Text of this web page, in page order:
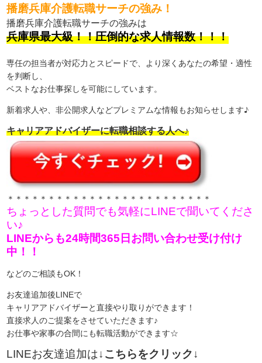
播磨兵庫介護転職サーチの強み！
播磨兵庫介護転職サーチの強みは
兵庫県最大級！！圧倒的な求人情報数！！！
専任の担当者が対応力とスピードで、より深くあなたの希望・適性
を判断し、
ベストなお仕事探しを可能にしています。
新着求人や、非公開求人などプレミアムな情報もお知らせします♪
キャリアアドバイザーに転職相談する人へ♪
＊＊＊＊＊＊＊＊＊＊＊＊＊＊＊＊＊＊＊＊＊＊＊＊＊
ちょっとした質問でも気軽にLINEで聞いてくださ
い♪
LINEからも24時間365日お問い合わせ受け付け
中！！
などのご相談もOK！
お友達追加後LINEで
キャリアアドバイザーと直接やり取りができます！
直接求人のご提案をさせていただきます♪
お仕事や家事の合間にも転職活動ができます☆
LINEお友達追加は↓こちらをクリック↓